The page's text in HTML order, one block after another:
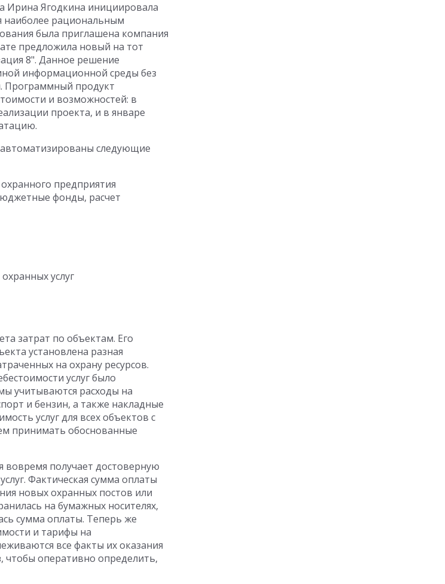
Ирина Ягодкина инициировала
наиболее рациональным
была приглашена компания
предложила новый на тот
8". Данное решение
информационной среды без
Программный продукт
и возможностей: в
проекта, и в январе
следующие
предприятия
фонды, расчет
услуг
затрат по объектам. Его
установлена разная
на охрану ресурсов.
услуг было
учитываются расходы на
и бензин, а также накладные
услуг для всех объектов с
принимать обоснованные
вовремя получает достоверную
Фактическая сумма оплаты
новых охранных постов или
на бумажных носителях,
сумма оплаты. Теперь же
и тарифы на
все факты их оказания
чтобы оперативно определить,